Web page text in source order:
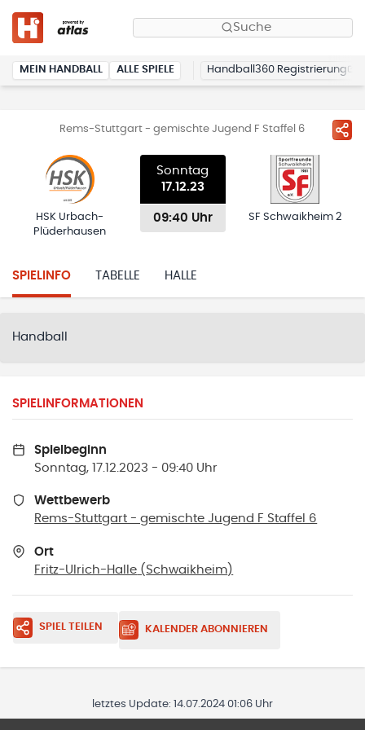
Suche
MEIN HANDBALL ALLE SPIELE Handball360 Registrierung
Rems-Stuttgart - gemischte Jugend F Staffel 6
HSK Urbach-
Plüderhausen
Sonntag
17.12.23
09:40 Uhr SF Schwaikheim 2
SPIELINFO TABELLE HALLE
Handball
SPIELINFORMATIONEN
Spielbeginn
Sonntag, 17.12.2023 - 09:40 Uhr
Wettbewerb
Rems-Stuttgart - gemischte Jugend F Staffel 6
Ort
Fritz-Ulrich-Halle ( Schwaikheim)
SPIEL TEILEN KALENDER ABONNIEREN
letztes Update: 14.07.2024 01:06 Uhr